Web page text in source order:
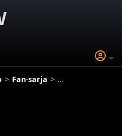
Fan-sarja Kuoleman kirjat 3